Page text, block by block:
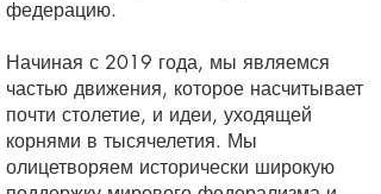
федерацию.
Начиная с 2019 года, мы являемся
частью движения, которое насчитывает
почти столетие, и идеи, уходящей
корнями в тысячелетия. Мы
олицетворяем исторически широкую